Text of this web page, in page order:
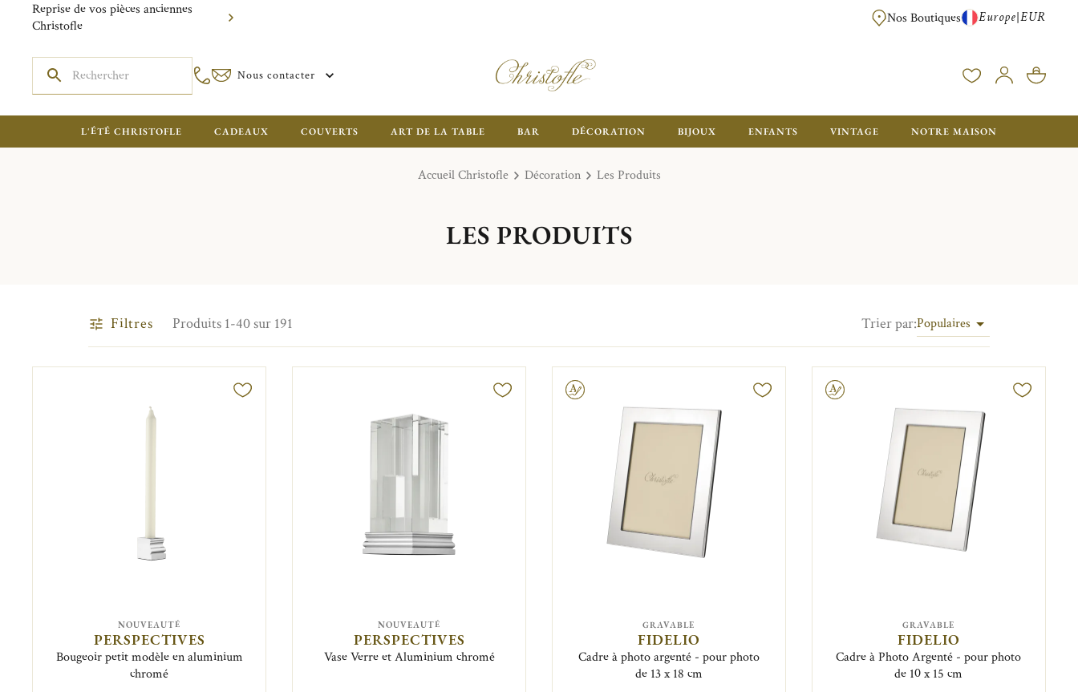
Reprise de vos pièces anciennes
Christofle
LIVRAISON OFFERTE DÈS 350€ D'ACHAT, AVEC
Nos Boutiques Europe|EUR
Nous contacter
L'ÉTÉ CHRISTOFLE CADEAUX COUVERTS ART DE LA TABLE BAR DÉCORATION BIJOUX ENFANTS VINTAGE NOTRE MAISON
Accueil Christofle Décoration Les Produits
LES PRODUITS
Filtres Produits 1-40 sur 191 Trier par:Populaires
NOUVEAUTÉ
PERSPECTIVES
Bougeoir petit modèle en aluminium
chromé
NOUVEAUTÉ
PERSPECTIVES
Vase Verre et Aluminium chromé
Gravable
GRAVABLE
FIDELIO
Cadre à photo argenté - pour photo
de 13 x 18 cm
Gravable
GRAVABLE
FIDELIO
Cadre à Photo Argenté - pour photo
de 10 x 15 cm